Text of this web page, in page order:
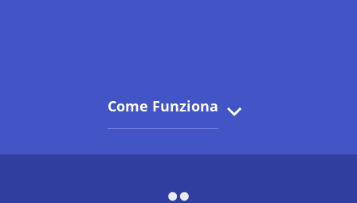
Come Funziona